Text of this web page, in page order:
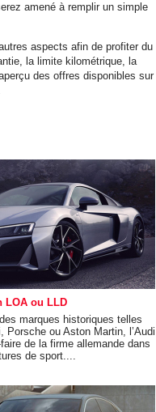
amené à remplir un simple
aspects afin de profiter du
la limite kilométrique, la
des offres disponibles sur
LOA ou LLD
marques historiques telles
Porsche ou Aston Martin, l’Audi
de la firme allemande dans
de sport....